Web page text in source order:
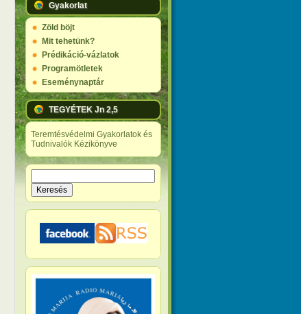
Gyakorlat
Zöld böjt
Mit tehetünk?
Prédikáció-vázlatok
Programötletek
Eseménynaptár
TEGYÉTEK Jn 2,5
Teremtésvédelmi Gyakorlatok és
Tudnivalók Kézikönyve
Keresés űrlap